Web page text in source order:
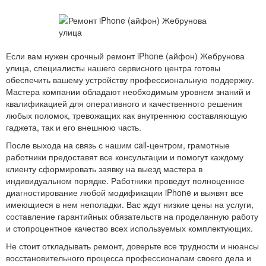
Если вам нужен срочный ремонт iPhone (айфон) Жебрунова
улица, специалисты нашего сервисного центра готовы
обеспечить вашему устройству профессиональную поддержку.
Мастера компании обладают необходимым уровнем знаний и
квалификацией для оперативного и качественного решения
любых поломок, тревожащих как внутреннюю составляющую
гаджета, так и его внешнюю часть.
После выхода на связь с нашим call-центром, грамотные
работники предоставят все консультации и помогут каждому
клиенту сформировать заявку на выезд мастера в
индивидуальном порядке. Работники проведут полноценное
диагностирование любой модификации iPhone и выявят все
имеющиеся в нем неполадки. Вас ждут низкие цены на услуги,
составление гарантийных обязательств на проделанную работу
и стопроцентное качество всех используемых комплектующих.
Не стоит откладывать ремонт, доверьте все трудности и нюансы
восстановительного процесса профессионалам своего дела и